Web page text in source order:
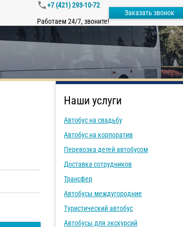
+7 (421) 293-10-72
Работаем 24/7, звоните!
Заказать звонок
Наши услуги
Автобус на свадьбу
Автобус на корпоратив
Перевозка детей автобусом
Доставка сотрудников
Трансфер
Автобусы междугородние
Туристический автобус
Автобусы для экскурсий